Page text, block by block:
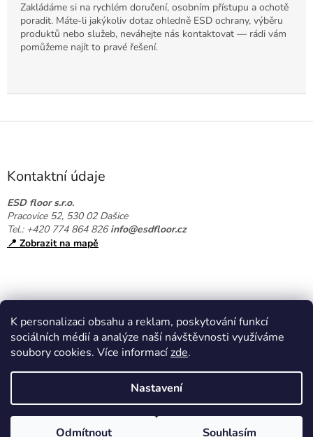
K personalizaci obsahu a reklam, poskytování funkcí
sociálních médií a analýze naší návštěvnosti využíváme
soubory cookies. Více informacízde.
Nastavení
Odmítnout Souhlasím
Zakládáme si na rychlém doručení, osobním přístupu a ochotě
poradit. Máte-li jakýkoliv dotaz ohledně ESD ochrany, výběru
produktů nebo služeb, neváhejte nás kontaktovat — rádi vám
pomůžeme najít to pravé řešení.
Z
Kontaktní údaje
ESD floor s.r.o.
Pracovice 52, 530 02 Dašice
Tel.: +420 774 864 826info@esdfloor.cz
📍 Zobrazit na mapě
Copyright 2026EPAshop.cz. Všechna práva vyhrazena.Upravit